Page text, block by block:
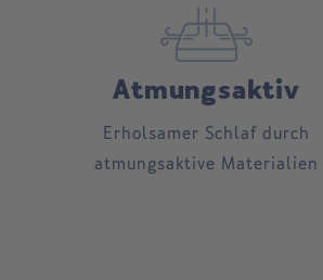
Atmungsaktiv
Erholsamer Schlaf durch
atmungsaktive Materialien